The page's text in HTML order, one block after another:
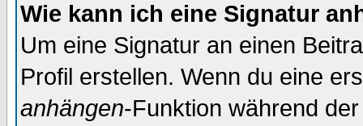
Wie kann ich eine Signatur
Um eine Signatur an einen
Profil erstellen. Wenn du eine
anhängen-Funktion während